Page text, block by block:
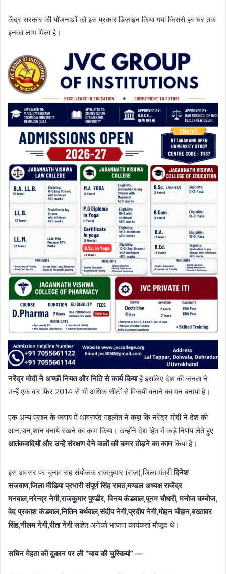
केंद्र सरकार की योजनाओं को इस प्रकार डिज़ाइन किया गया जिससे हर घर तक
इनका लाभ मिला है।
नरेंद्र मोदी ने अच्छी नियत और निति से कार्य कियाहै इसलिए देश की जनता ने
उन्हें एक बार फिर 2014 से भी अधिक सीटों से विजयी बनाने का मन बनाया है।
एक अन्य प्रश्न के जवाब में थावरचंद गहलोत ने कहा कि नरेंद्र मोदी ने देश की
आन,बान,शान बनाये रखने का काम किया। उन्होंने देश हित में कड़े निर्णय लेते हुए
आतंकवादियों और उन्हें संरक्षण देने वालों की कमर तोड़ने का कामकिया है।
इस अवसर पर चुनाव सह संयोजक राजकुमार (राज),जिला मंत्रीदिनेश
सजवाण,जिला मीडिया प्रभारी संपूर्ण सिंह रावत,मण्डल अध्यक्ष राजेंद्र
मनवाल,नरेन्द्र नेगी,राजकुमार पुण्डीर, विनय कंडवाल,पूनम चौधरी, मनोज कम्बोज,
वेद प्रकाश कंडवाल,नितिन बर्थवाल,संदीप नेगी,प्रदीप नेगी,मोहन चौहान,बख्तावर
सिंह,नीलम नेगी,रीता नेगीसहित अनेको भाजपा कार्यकर्ता मौजूद थे।
सचिन मेहता की दुकान पर ली “चाय की चुस्कियां” —